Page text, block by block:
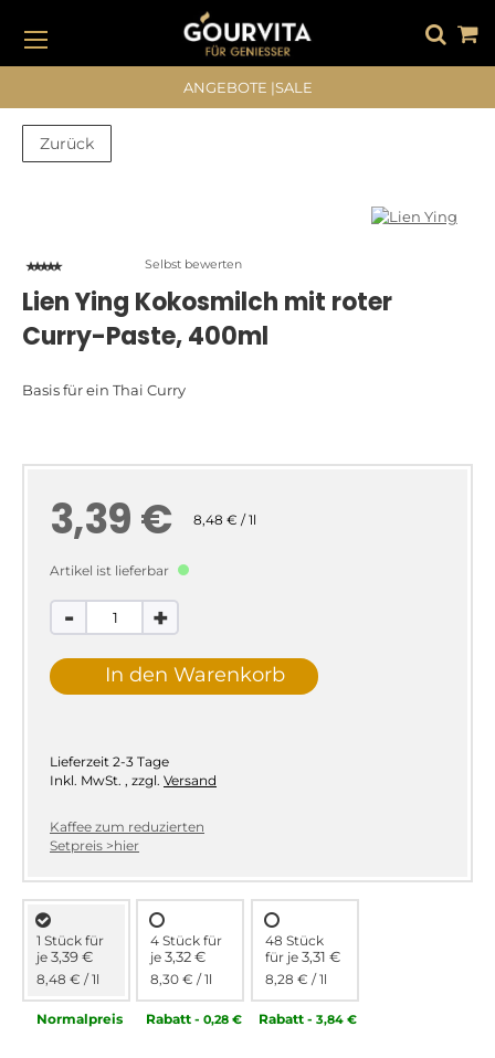
DIREKT
ZUM
INHALT
#DRÜCKEN SIE DIE EINGABETASTE, UM ZU SUCHEN
ANGEBOTE |SALE
Zurück
springen
springen
Selbst bewerten
Lien Ying Kokosmilch mit roter
Curry-Paste, 400ml
Basis für ein Thai Curry
3,39 € 8,48 € / 1l
Artikel ist lieferbar
- +
In den Warenkorb
Lieferzeit 2-3 Tage
Inkl. MwSt. , zzgl. Versand
Kaffee zum reduzierten
Setpreis >hier
1 Stück für
je 3,39 €
8,48 € / 1l
Normal­preis
4 Stück für
je3,32 €
8,30 € / 1l
Rabatt - 0,28 €
48 Stück
für je 3,31 €
8,28 € / 1l
Rabatt-3,84 €